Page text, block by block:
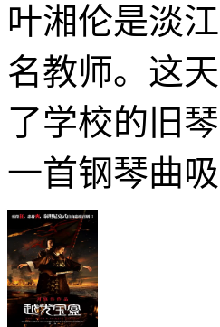
叶湘伦是淡
名教师。这
了学校的旧
一首钢琴曲